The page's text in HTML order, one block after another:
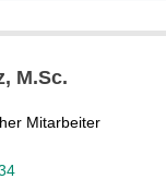
, M.Sc.
Mitarbeiter